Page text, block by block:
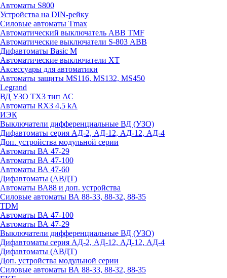
Автоматы S800
Устройства на DIN-рейку
Силовые автоматы Tmax
Автоматический выключатель ABB TMF
Автоматические выключатели S-803 АВВ
Дифавтоматы Basic M
Автоматические выключатели XT
Аксессуары для автоматики
Автоматы защиты MS116, MS132, MS450
Legrand
ВД УЗО TX3 тип АС
Автоматы RX3 4,5 kA
ИЭК
Выключатели дифференциальные ВД (УЗО)
Дифавтоматы серия АД-2, АД-12, АД-12, АД-4
Доп. устройства модульной серии
Автоматы ВА 47-29
Автоматы ВА 47-100
Автоматы ВА 47-60
Дифавтоматы (АВДТ)
Автоматы ВА88 и доп. устройства
Силовые автоматы ВА 88-33, 88-32, 88-35
TDM
Автоматы ВА 47-100
Автоматы ВА 47-29
Выключатели дифференциальные ВД (УЗО)
Дифавтоматы серия АД-2, АД-12, АД-12, АД-4
Дифавтоматы (АВДТ)
Доп. устройства модульной серии
Силовые автоматы ВА 88-33, 88-32, 88-35